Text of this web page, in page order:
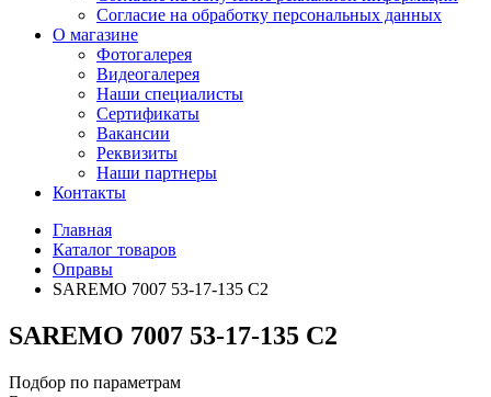
Согласие на обработку персональных данных
О магазине
Фотогалерея
Видеогалерея
Наши специалисты
Сертификаты
Вакансии
Реквизиты
Наши партнеры
Контакты
Главная
Каталог товаров
Оправы
SAREMO 7007 53-17-135 С2
SAREMO 7007 53-17-135 С2
Подбор по параметрам